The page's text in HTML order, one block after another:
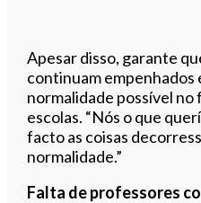
Apesar disso, garante
continuam empenhados
normalidade possível
escolas. “Nós o que
facto as coisas
normalidade.”
Falta de professores